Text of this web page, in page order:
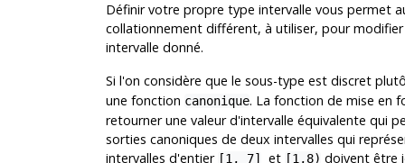
Définir votre propre type intervalle vous permet
collationnement différent, à utiliser, pour
intervalle donné.
Si l'on considère que le sous-type est discret
une fonction canonique. La fonction de mise en
retourner une valeur d'intervalle équivalente qui
sorties canoniques de deux intervalles qui
intervalles d'entier [1, 7] et [1,8) doivent être